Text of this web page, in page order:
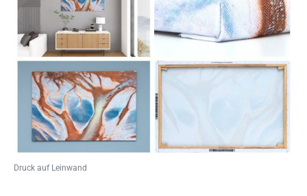
Druck auf Leinwand